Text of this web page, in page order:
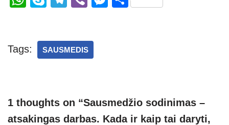
s
p
e
gr
a
er
Tags: SAUSMEDIS
1 thoughts on “Sausmedžio sodinimas –
atsakingas darbas. Kada ir kaip tai daryti,